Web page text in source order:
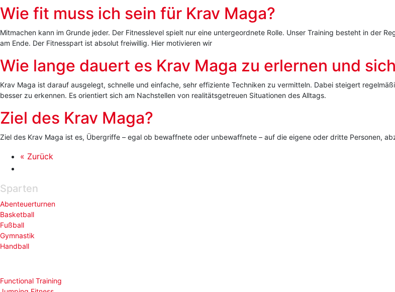
Wie fit muss ich sein für Krav Maga?
Mitmachen kann im Grunde jeder. Der Fitnesslevel spielt nur eine untergeordnete Rolle. Unser Training besteht in der
am Ende. Der Fitnesspart ist absolut freiwillig. Hier motivieren wir
Wie lange dauert es Krav Maga zu erlernen und
Krav Maga ist darauf ausgelegt, schnelle und einfache, sehr effiziente Techniken zu vermitteln. Dabei steigert
besser zu erkennen. Es orientiert sich am Nachstellen von realitätsgetreuen Situationen des Alltags.
Ziel des Krav Maga?
Ziel des Krav Maga ist es, Übergriffe – egal ob bewaffnete oder unbewaffnete – auf die eigene oder dritte Personen,
« Zurück
Sparten
Abenteuerturnen
Basketball
Fußball
Gymnastik
Handball
Functional Training